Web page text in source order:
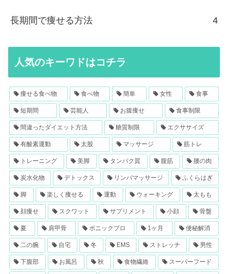
長期間で痩せる方法 4
人気のキーワドはコチラ
痩せる食べ物 食べ物 簡単 女性 食事
短期間 芸能人 お腹痩せ 食事制限
間違ったダイエット方法 糖質制限 エクササイズ
有酸素運動 太股 マッサージ 筋トレ
トレーニング 美脚 タンパク質 腹筋 腰の肉
炭水化物 デトックス リンパマッサージ ふくらはぎ
脚 楽しく痩せる 運動 ウォーキング 太もも
顔痩せ スクワット サプリメント 小顔 骨盤
夏 肩甲骨 ボニックプロ 1ヶ月 便秘解消
二の腕 自宅 冬 EMS ストレッチ 男性
下腹部 お風呂 秋 食物繊維 スーパーフード